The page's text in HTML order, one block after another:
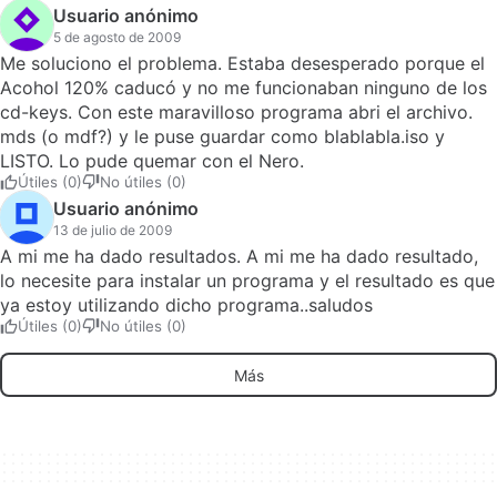
Usuario anónimo
5 de agosto de 2009
Me soluciono el problema. Estaba desesperado porque el
Acohol 120% caducó y no me funcionaban ninguno de los
cd-keys. Con este maravilloso programa abri el archivo.
mds (o mdf?) y le puse guardar como blablabla.iso y
LISTO. Lo pude quemar con el Nero.
Útiles (0) No útiles (0)
Usuario anónimo
13 de julio de 2009
A mi me ha dado resultados. A mi me ha dado resultado,
lo necesite para instalar un programa y el resultado es que
ya estoy utilizando dicho programa..saludos
Útiles (0) No útiles (0)
Más